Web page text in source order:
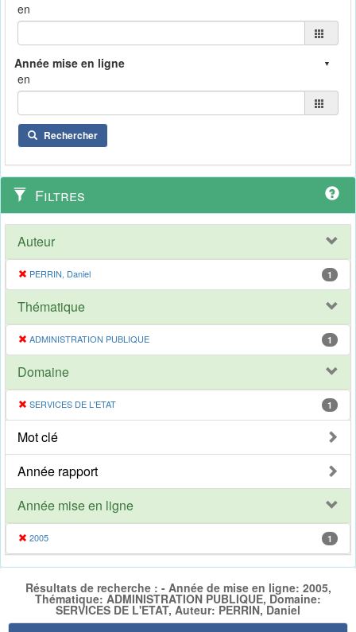
en
en
Rechercher
Filtres
Auteur
PERRIN, Daniel 1
Thématique
ADMINISTRATION PUBLIQUE 1
Domaine
SERVICES DE L'ETAT 1
Mot clé
Année rapport
Année mise en ligne
2005 1
Résultats de recherche : - Année de mise en ligne: 2005,
Thématique: ADMINISTRATION PUBLIQUE, Domaine:
SERVICES DE L'ETAT, Auteur: PERRIN, Daniel